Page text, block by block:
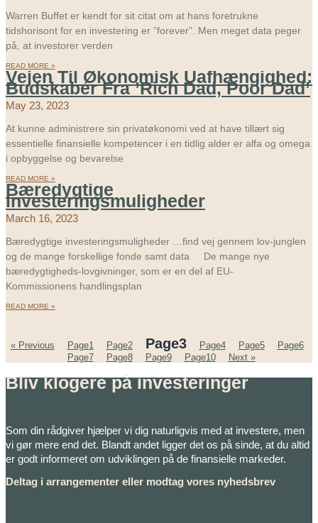
Warren Buffet er kendt for sit citat om at hans foretrukne
tidshorisont for en investering er ”forever”. Men meget data peger
på, at investorer verden
READ MORE »
Vejen Til Økonomisk Uafhængighed:
Budskaber Fra ’Rich Dad, Poor Dad’
May 23, 2023
At kunne administrere sin privatøkonomi ved at have tillært sig
essentielle finansielle kompetencer i en tidlig alder er alfa og omega
i opbyggelse og bevarelse
READ MORE »
Bæredygtige
Investeringsmuligheder
March 16, 2023
Bæredygtige investeringsmuligheder …find vej gennem lov-junglen
og de mange forskellige fonde samt data De mange nye
bæredygtigheds-lovgivninger, som er en del af EU-
Kommissionens handlingsplan
READ MORE »
« Previous Page1 Page2 Page3 Page4 Page5 Page6
Page7 Page8 Page9 Page10 Next »
Bliv klogere på investeringer
Som din rådgiver hjælper vi dig naturligvis med at investere, men
vi gør mere end det. Blandt andet ligger det os på sinde, at du altid
er godt informeret om udviklingen på de finansielle markeder.
Deltag i arrangementer eller modtag vores nyhedsbrev